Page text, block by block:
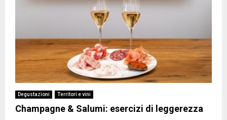
Degustazioni Territori e vini
Champagne & Salumi: esercizi di leggerezza